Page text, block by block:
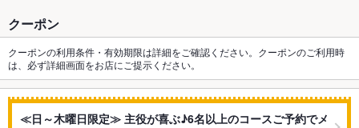
クーポン
クーポンの利用条件・有効期限は詳細をご確認ください。クーポンのご利用時
は、必ず詳細画面をお店にご提示ください。
≪日～木曜日限定≫ 主役が喜ぶ♪6名以上のコースご予約でメ